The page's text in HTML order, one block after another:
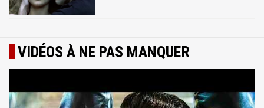
VIDÉOS À NE PAS MANQUER